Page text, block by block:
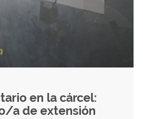
en la cárcel:
a de extensión